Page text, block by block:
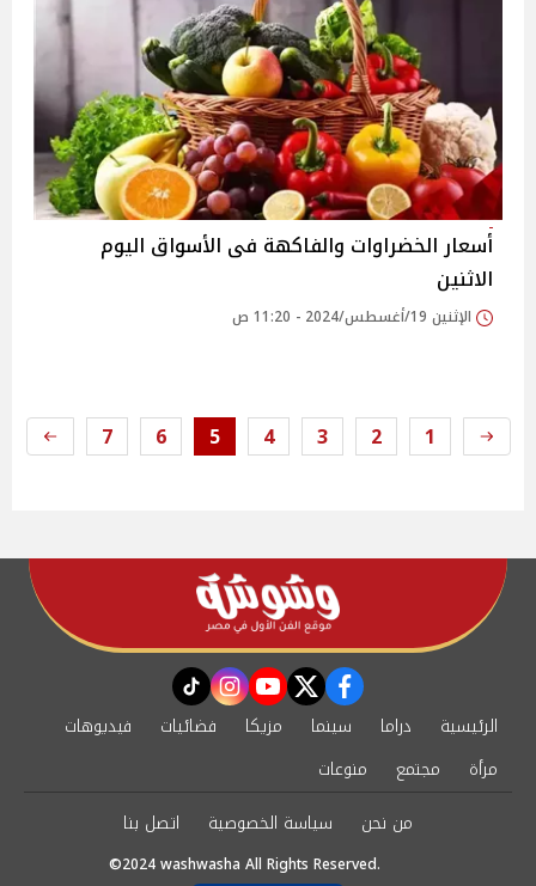
أسعار الخضراوات والفاكهة فى الأسواق‎‎ اليوم
الاثنين
الإثنين 19/أغسطس/2024 - 11:20 ص
1
2
3
4
5
6
7
facebook
twitter
youtube
instagram
tiktok
الرئيسية دراما سينما مزيكا فضائيات
فيديوهات
مرأة
مجتمع
منوعات
من نحن
سياسة الخصوصية اتصل بنا
©2024 washwasha All Rights Reserved.